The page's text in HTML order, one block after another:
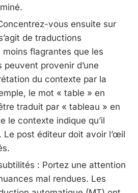
vous ensuite sur
de traductions
flagrantes que les
peuvent provenir d’une
du contexte par la
le mot « table » en
traduit par « tableau » en
le contexte indique qu’il
Le post éditeur doit avoir l’œil
: Portez une attention
mal rendues. Les